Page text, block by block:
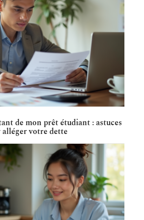
de mon prêt étudiant : astuces
votre dette